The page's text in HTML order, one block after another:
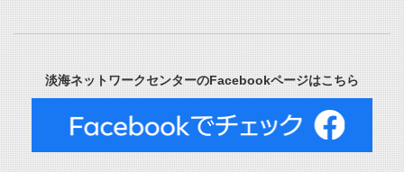
淡海ネットワークセンターのFacebookページはこちら